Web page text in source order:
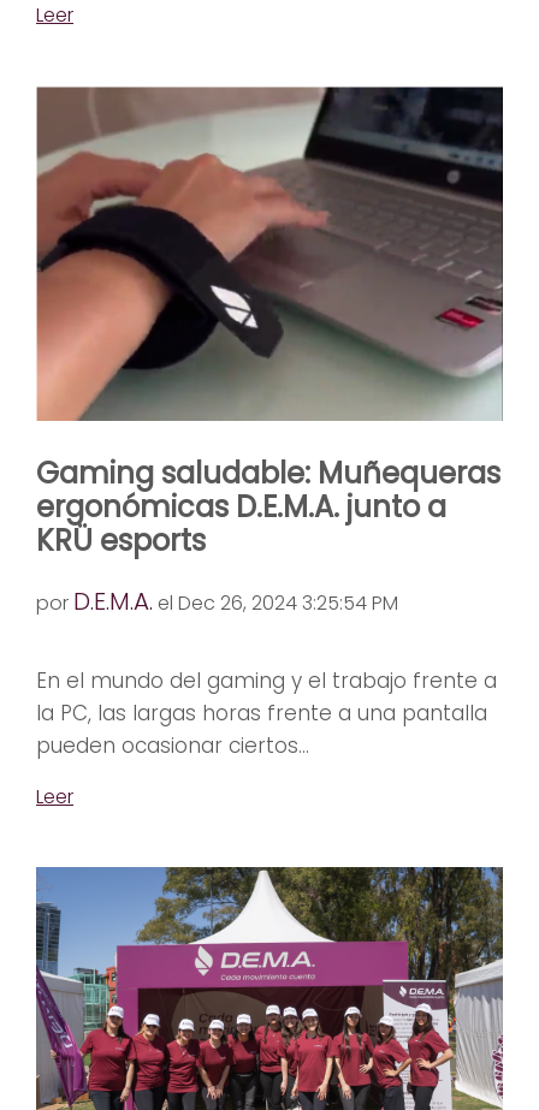
Leer
Gaming saludable: Muñequeras
ergonómicas D.E.M.A. junto a
KRÜ esports
por D.E.M.A. el Dec 26, 2024 3:25:54 PM
En el mundo del gaming y el trabajo frente a
la PC, las largas horas frente a una pantalla
pueden ocasionar ciertos...
Leer